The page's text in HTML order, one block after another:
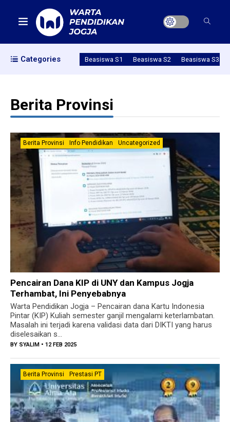
Categories Beasiswa S1 Beasiswa S2 Beasiswa S3
Berita Provinsi
Berita Provinsi Info Pendidikan Uncategorized
Pencairan Dana KIP di UNY dan Kampus Jogja
Terhambat, Ini Penyebabnya
Warta Pendidikan Jogja – Pencairan dana Kartu Indonesia
Pintar (KIP) Kuliah semester ganjil mengalami keterlambatan.
Masalah ini terjadi karena validasi data dari DIKTI yang harus
diselesaikan s...
BY SYALIM • 12 FEB 2025
Berita Provinsi Prestasi PT